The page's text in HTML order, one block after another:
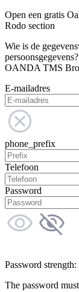
Open een gratis
Rodo section
Wie is de
persoonsgegevens?
OANDA TMS
E-mailadres
phone_prefix
Telefoon
Password
Password strength:
The password